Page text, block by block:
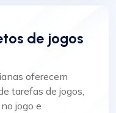
de jogos
oferecem
tarefas de jogos,
jogo e